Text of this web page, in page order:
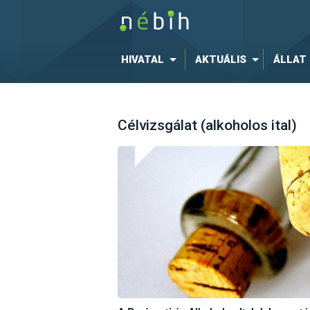
HIVATAL AKTUÁLIS ÁLLAT
Célvizsgálat (alkoholos ital)